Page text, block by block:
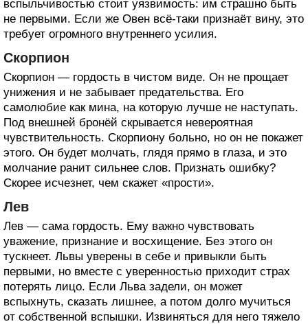
вспыльчивостью стоит уязвимость: им страшно быть
не первыми. Если же Овен всё-таки признаёт вину, это
требует огромного внутреннего усилия.
Скорпион
Скорпион — гордость в чистом виде. Он не прощает
унижения и не забывает предательства. Его
самолюбие как мина, на которую лучше не наступать.
Под внешней бронёй скрывается невероятная
чувствительность. Скорпиону больно, но он не покажет
этого. Он будет молчать, глядя прямо в глаза, и это
молчание ранит сильнее слов. Признать ошибку?
Скорее исчезнет, чем скажет «прости».
Лев
Лев — сама гордость. Ему важно чувствовать
уважение, признание и восхищение. Без этого он
тускнеет. Львы уверены в себе и привыкли быть
первыми, но вместе с уверенностью приходит страх
потерять лицо. Если Льва задели, он может
вспыхнуть, сказать лишнее, а потом долго мучиться
от собственной вспышки. Извиняться для него тяжело